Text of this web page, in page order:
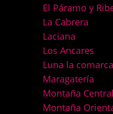
El Páramo y
La Cabrera
Laciana
Los Ancares
Luna la comarca
Maragatería
Montaña Central
Montaña